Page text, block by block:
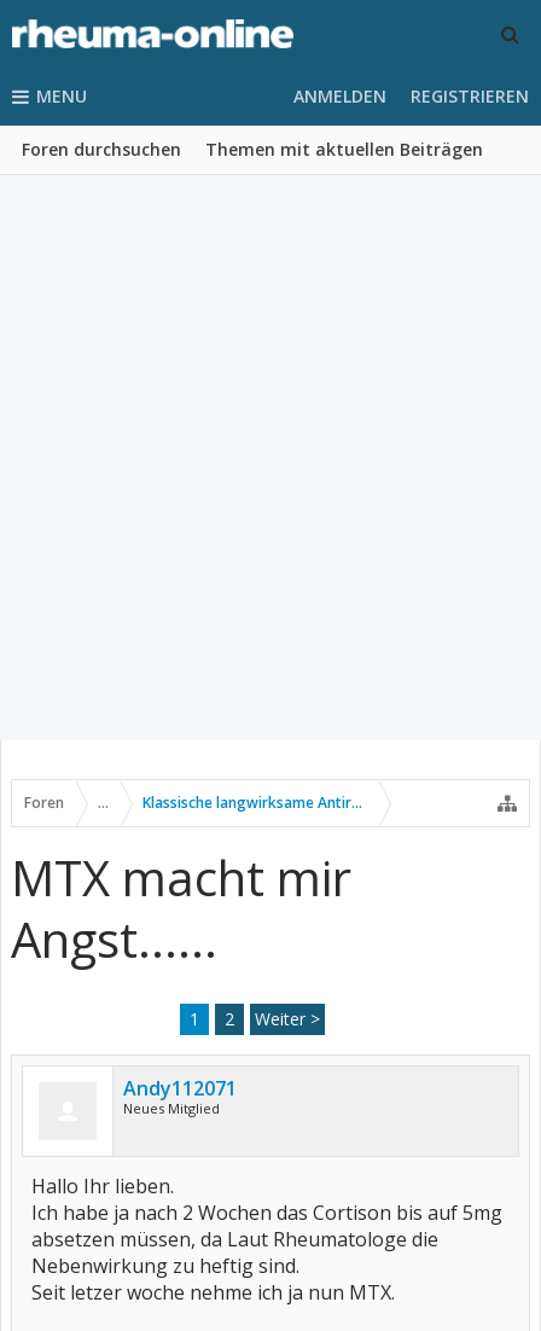
MENU
Foren durchsuchen Themen mit aktuellen Beiträgen
ANMELDEN REGISTRIEREN
Foren ... Klassische langwirksame Antirheumatika
MTX macht mir
Angst......
1 2 Weiter >
Andy112071
Neues Mitglied
Hallo Ihr lieben.
Ich habe ja nach 2 Wochen das Cortison bis auf 5mg
absetzen müssen, da Laut Rheumatologe die
Nebenwirkung zu heftig sind.
Seit letzer woche nehme ich ja nun MTX.